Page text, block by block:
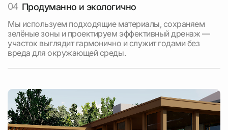
04 Продуманно и экологично
Мы используем подходящие материалы, сохраняем
зелёные зоны и проектируем эффективный дренаж —
участок выглядит гармонично и служит годами без
вреда для окружающей среды.